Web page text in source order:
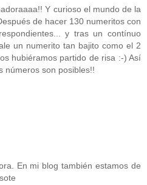
Y curioso el mundo de la
de hacer 130 numeritos con
y tras un contínuo
un numerito tan bajito como el 2
hubiéramos partido de risa :-) Así
números son posibles!!
En mi blog también estamos de